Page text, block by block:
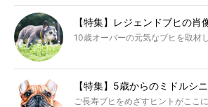
【特集】レジェンドブヒの肖
10歳オーバーの元気なブヒを取材
【特集】5歳からのミドルシ
ご長寿ブヒをめざすヒントがここに